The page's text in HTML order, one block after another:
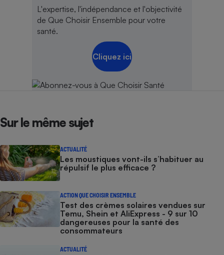
L'expertise, l'indépendance et l'objectivité
de Que Choisir Ensemble pour votre
santé.
Cliquez ici
Sur le même sujet
ACTUALITÉ
Les moustiques vont-ils s’habituer au
répulsif le plus efficace ?
ACTION QUE CHOISIR ENSEMBLE
Test des crèmes solaires vendues sur
Temu, Shein et AliExpress - 9 sur 10
dangereuses pour la santé des
consommateurs
ACTUALITÉ